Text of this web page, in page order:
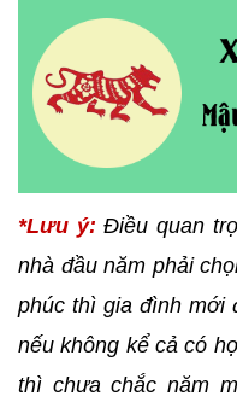
*Lưu ý: Điều quan
nhà đầu năm phải
phúc thì gia đình mới
nếu không kể cả có
thì chưa chắc năm